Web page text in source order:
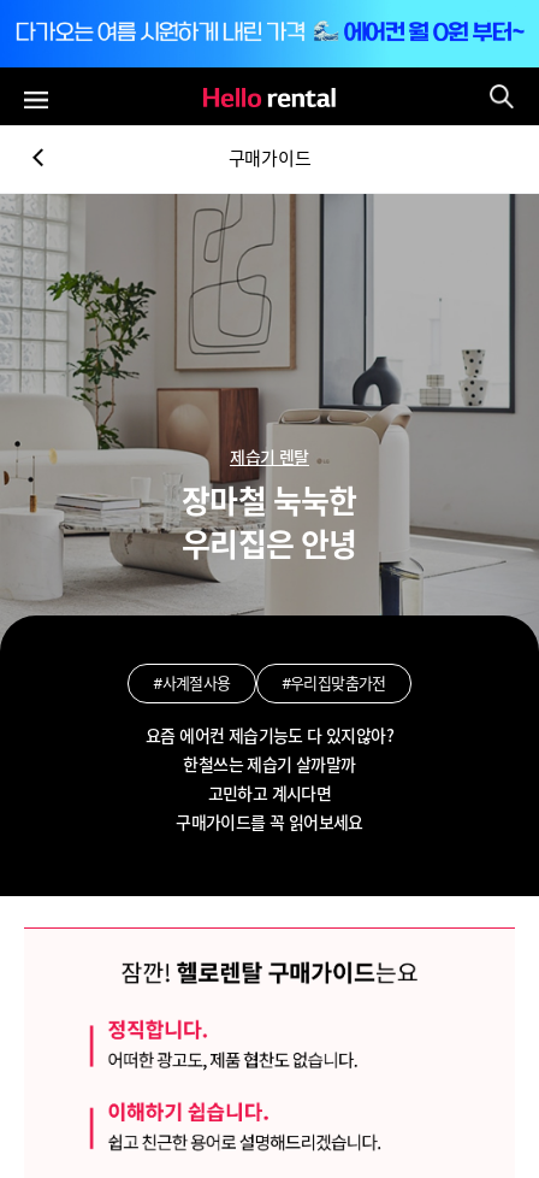
구매가이드
제습기 렌탈
장마철 눅눅한
우리집은 안녕
#사계절사용 #우리집맞춤가전
요즘 에어컨 제습기능도 다 있지않아?
한철쓰는 제습기 살까말까
고민하고 계시다면
구매가이드를 꼭 읽어보세요